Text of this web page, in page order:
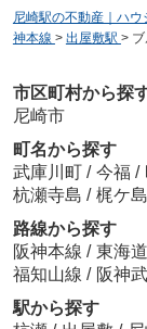
尼崎駅の不動産｜ハウ
神本線 > 出屋敷駅 >
市区町村から探
尼崎市
町名から探す
武庫川町 / 今福 /
杭瀬寺島 / 梶ケ島
路線から探す
阪神本線 / 東海
福知山線 / 阪神
駅から探す